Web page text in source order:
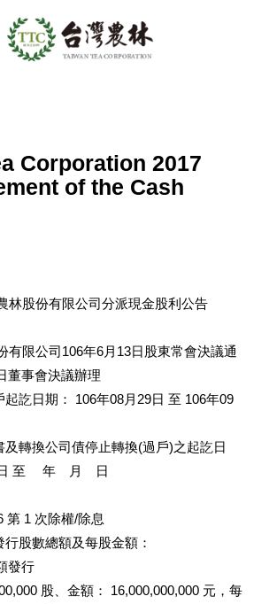
Corporation 2017
of the Cash
林股份有限公司分派現金股利公告
有限公司106年6月13日股東常會決議通
董事會決議辦理
訖日期： 106年08月29日 至 106年09
轉換公司債停止轉換(過戶)之起訖日
至 年 月 日
第 1 次除權/除息
行股數總額及每股金額：
發行
股、金額： 16,000,000,000 元，每